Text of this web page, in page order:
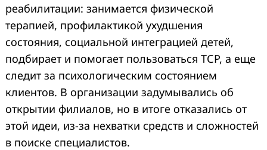
реабилитации: занимается физической
терапией, профилактикой ухудшения
состояния, социальной интеграцией детей,
подбирает и помогает пользоваться ТСР, а еще
следит за психологическим состоянием
клиентов. В организации задумывались об
открытии филиалов, но в итоге отказались от
этой идеи, из-за нехватки средств и сложностей
в поиске специалистов.